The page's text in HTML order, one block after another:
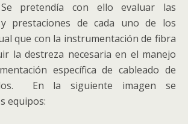
Se pretendía con ello evaluar las
y prestaciones de cada uno de los
que con la instrumentación de fibra
la destreza necesaria en el manejo
específica de cableado de
En la siguiente imagen se
equipos: